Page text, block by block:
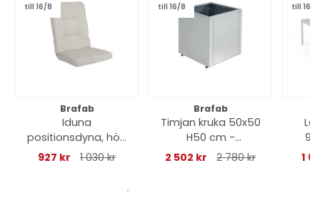
till 16/8
Brafab
Iduna
positionsdyna, hög
- beige
927 kr 1 030 kr
till 16/8
Brafab
Timjan kruka 50x50
H50 cm -
magnelis/grå
2 502 kr 2 780 kr
till 16/8
1